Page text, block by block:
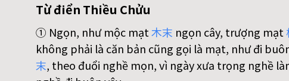
Từ điển Thiều Chửu
① Ngọn, như mộc mạt木末 ngọn cây, trượng mạt
không phải là căn bản cũng gọi là mạt, như đi
末, theo đuổi nghề mọn, vì ngày xưa trọng nghề